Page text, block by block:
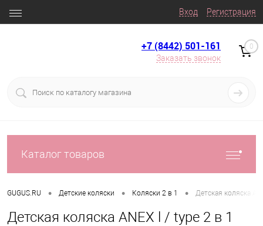
Вход Регистрация
+7 (8442) 501-161
Заказать звонок
0
Каталог товаров
GUGUS.RU • Детские коляски • Коляски 2 в 1 • Детская коляска
Детская коляска ANEX l / type 2 в 1